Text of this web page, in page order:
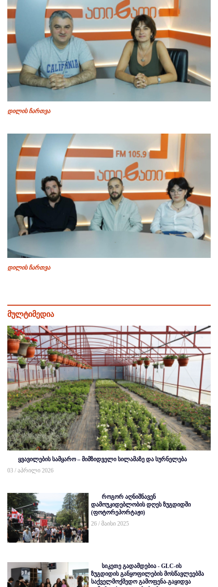
დილის ჩართვა
დილის ჩართვა
მულტიმედია
ყვავილების სამყარო – მიმზიდველი სილამაზე და სურნელება
03 / აპრილი 2026
როგორ აღნიშნავენ
დამოუკიდებლობის დღეს ზუგდიდში
(ფოტორეპორტაჟი)
26 / მაისი 2025
სიკეთე გადამდებია - GLC-ის
ზუგდიდის განყოფილების მოსწავლეებმა
საქველმოქმედო გამოფენა-გაყიდვა